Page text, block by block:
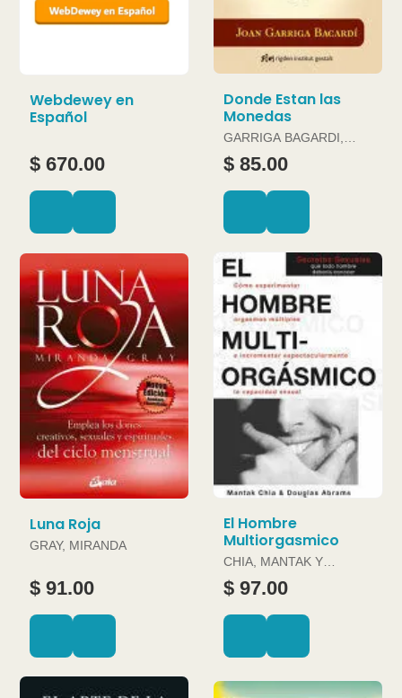
Webdewey en
Español
$ 670.00
Donde Estan las
Monedas
GARRIGA BAGARDI,
JOAN
$ 85.00
Luna Roja
GRAY, MIRANDA
$ 91.00
El Hombre
Multiorgasmico
CHIA, MANTAK Y
DOUGLAS ABRAMS
$ 97.00